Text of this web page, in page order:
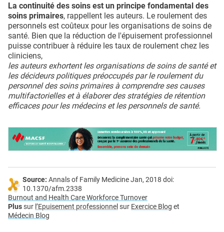
La continuité des soins est un principe fondamental des
soins primaires, rappellent les auteurs. Le roulement des
personnels est coûteux pour les organisations de soins de
santé. Bien que la réduction de l'épuisement professionnel
puisse contribuer à réduire les taux de roulement chez les
cliniciens,
les auteurs exhortent les organisations de soins de santé et
les décideurs politiques préoccupés par le roulement du
personnel des soins primaires à comprendre ses causes
multifactorielles et à élaborer des stratégies de rétention
efficaces pour les médecins et les personnels de santé.
Source: Annals of Family Medicine Jan, 2018 doi:
10.1370/afm.2338
Burnout and Health Care Workforce Turnover
Plussur l’Epuisement professionnelsur Exercice Blog et
Médecin Blog